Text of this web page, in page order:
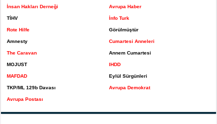
İnsan Hakları Derneği
TİHV
Rote Hilfe
Amnesty
The Caravan
MOJUST
MAFDAD
TKP/ML 129b Davası
Avrupa Postası
Avrupa Haber
İnfo Turk
Görülmüştür
Cumartesi Anneleri
Annem Cumartesi
IHDD
Eylül Sürgünleri
Avrupa Demokrat